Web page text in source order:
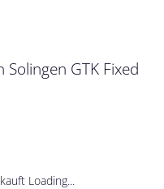
GTK Fixed
Loading...